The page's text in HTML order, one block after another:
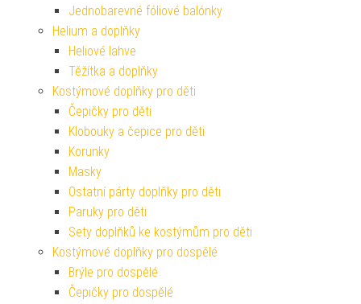
Jednobarevné fóliové balónky
Helium a doplňky
Heliové lahve
Těžítka a doplňky
Kostýmové doplňky pro děti
Čepičky pro děti
Klobouky a čepice pro děti
Korunky
Masky
Ostatní párty doplňky pro děti
Paruky pro děti
Sety doplňků ke kostýmům pro děti
Kostýmové doplňky pro dospělé
Brýle pro dospělé
Čepičky pro dospělé